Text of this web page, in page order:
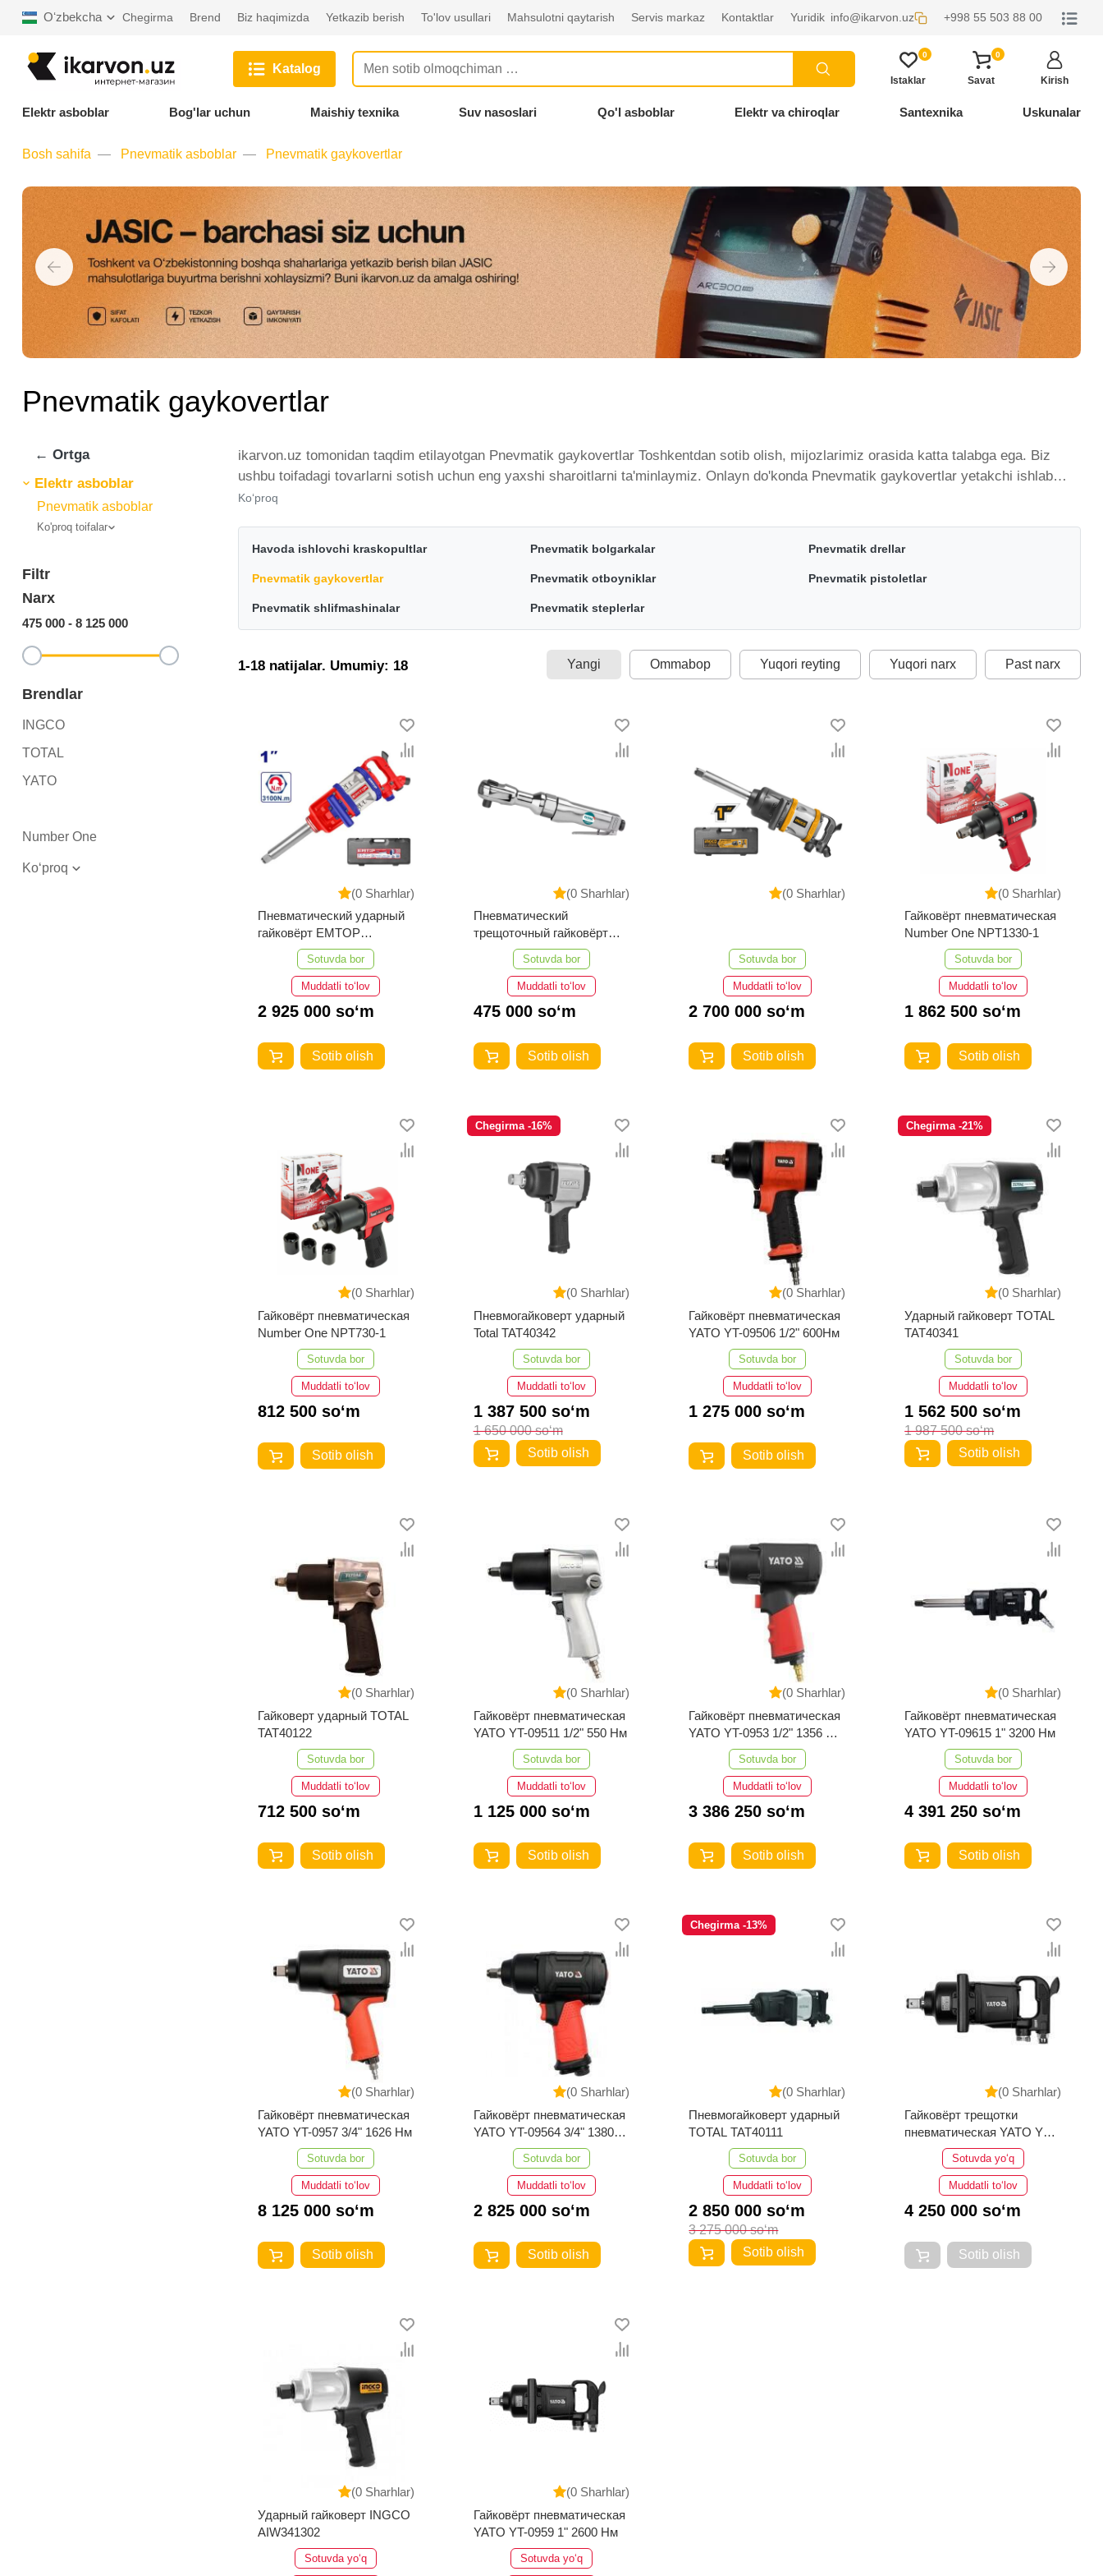
Oʻzbekcha Chegirma Brend Biz haqimizda Yetkazib berish To'lov usullari Mahsulotni qaytarish Servis markaz Kontaktlar Yuridik info@ikarvon.uz +998 55 503 88 00
Katalog
0
Istaklar
0
Savat Kirish
Elektr asboblar Bog'lar uchun Maishiy texnika Suv nasoslari Qo'l asboblar Elektr va chiroqlar Santexnika Uskunalar
Bosh sahifa Pnevmatik asboblar Pnevmatik gaykovertlar
Pnevmatik gaykovertlar
← Ortga
Elektr asboblar
Pnevmatik asboblar
Ko'proq toifalar
Filtr
Narx
475 000 - 8 125 000
Brendlar
INGCO
TOTAL
YATO
Number One
Ko‘proq
ikarvon.uz tomonidan taqdim etilayotgan Pnevmatik gaykovertlar Toshkentdan sotib olish, mijozlarimiz orasida katta talabga ega. Biz
ushbu toifadagi tovarlarni sotish uchun eng yaxshi sharoitlarni ta'minlaymiz. Onlayn do'konda Pnevmatik gaykovertlar yetakchi ishlab
chiqaruvchilar va brendlar tomonidan taqdim etilgan bo'lib, ularning ro'yxati doimiy ravishda kengayib bormoqda. Biz butun mamlakat
uchun optimal narx mavjud.
Ko‘proq
Havoda ishlovchi kraskopultlar Pnevmatik bolgarkalar Pnevmatik drellar
Pnevmatik gaykovertlar Pnevmatik otboyniklar Pnevmatik pistoletlar
Pnevmatik shlifmashinalar Pnevmatik steplerlar
1-18 natijalar. Umumiy: 18 Yangi Ommabop Yuqori reyting Yuqori narx Past narx
(0 Sharhlar)
Пневматический ударный
гайковёрт EMTOP
EATL013101
Sotuvda bor
Muddatli to‘lov
2 925 000 so‘m
Sotib olish
(0 Sharhlar)
Пневматический
трещоточный гайковёрт
TOTAL TAT10121
Sotuvda bor
Muddatli to‘lov
475 000 so‘m
Sotib olish
(0 Sharhlar)
Sotuvda bor
Muddatli to‘lov
2 700 000 so‘m
Sotib olish
(0 Sharhlar)
Гайковёрт пневматическая
Number One NPT1330-1
Sotuvda bor
Muddatli to‘lov
1 862 500 so‘m
Sotib olish
(0 Sharhlar)
Гайковёрт пневматическая
Number One NPT730-1
Sotuvda bor
Muddatli to‘lov
812 500 so‘m
Sotib olish
(0 Sharhlar)
Chegirma -16%
Пневмогайковерт ударный
Total TAT40342
Sotuvda bor
Muddatli to‘lov
1 387 500 so‘m
1 650 000 so‘m
Sotib olish
(0 Sharhlar)
Гайковёрт пневматическая
YATO YT-09506 1/2" 600Нм
Sotuvda bor
Muddatli to‘lov
1 275 000 so‘m
Sotib olish
(0 Sharhlar)
Chegirma -21%
Ударный гайковерт TOTAL
TAT40341
Sotuvda bor
Muddatli to‘lov
1 562 500 so‘m
1 987 500 so‘m
Sotib olish
(0 Sharhlar)
Гайковерт ударный TOTAL
TAT40122
Sotuvda bor
Muddatli to‘lov
712 500 so‘m
Sotib olish
(0 Sharhlar)
Гайковёрт пневматическая
YATO YT-09511 1/2" 550 Нм
Sotuvda bor
Muddatli to‘lov
1 125 000 so‘m
Sotib olish
(0 Sharhlar)
Гайковёрт пневматическая
YATO YT-0953 1/2" 1356 Н/
Sotuvda bor
Muddatli to‘lov
3 386 250 so‘m
Sotib olish
(0 Sharhlar)
Гайковёрт пневматическая
YATO YT-09615 1" 3200 Нм
Sotuvda bor
Muddatli to‘lov
4 391 250 so‘m
Sotib olish
(0 Sharhlar)
Гайковёрт пневматическая
YATO YT-0957 3/4" 1626 Нм
Sotuvda bor
Muddatli to‘lov
8 125 000 so‘m
Sotib olish
(0 Sharhlar)
Гайковёрт пневматическая
YATO YT-09564 3/4" 1380
Sotuvda bor
Muddatli to‘lov
2 825 000 so‘m
Sotib olish
(0 Sharhlar)
Chegirma -13%
Пневмогайковерт ударный
TOTAL TAT40111
Sotuvda bor
Muddatli to‘lov
2 850 000 so‘m
3 275 000 so‘m
Sotib olish
(0 Sharhlar)
Гайковёрт трещотки
пневматическая YATO YT-
0959 2600Нм
Sotuvda yo‘q
Muddatli to‘lov
4 250 000 so‘m
Sotib olish
(0 Sharhlar)
Ударный гайковерт INGCO
AIW341302
Sotuvda yo‘q
(0 Sharhlar)
Гайковёрт пневматическая
YATO YT-0959 1" 2600 Нм
Sotuvda yo‘q